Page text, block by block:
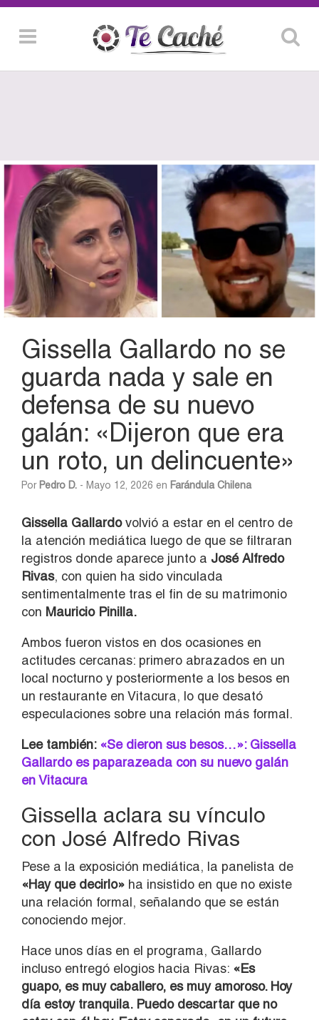
Gissella Gallardo no se
guarda nada y sale en
defensa de su nuevo
galán: «Dijeron que era
un roto, un delincuente»
Por Pedro D. - Mayo 12, 2026 en Farándula Chilena
Gissella Gallardovolvió a estar en el centro de
la atención mediática luego de que se filtraran
registros donde aparece junto a José Alfredo
Rivas, con quien ha sido vinculada
sentimentalmente tras el fin de su matrimonio
con Mauricio Pinilla.
Ambos fueron vistos en dos ocasiones en
actitudes cercanas: primero abrazados en un
local nocturno y posteriormente a los besos en
un restaurante en Vitacura, lo que desató
especulaciones sobre una relación más formal.
Lee también: «Se dieron sus besos…»: Gissella
Gallardo es paparazeada con su nuevo galán
en Vitacura
Gissella aclara su vínculo
con José Alfredo Rivas
Pese a la exposición mediática, la panelista de
«Hay que decirlo» ha insistido en que no existe
una relación formal, señalando que se están
conociendo mejor.
Hace unos días en el programa, Gallardo
incluso entregó elogios hacia Rivas: «Es
guapo, es muy caballero, es muy amoroso. Hoy
día estoy tranquila. Puedo descartar que no